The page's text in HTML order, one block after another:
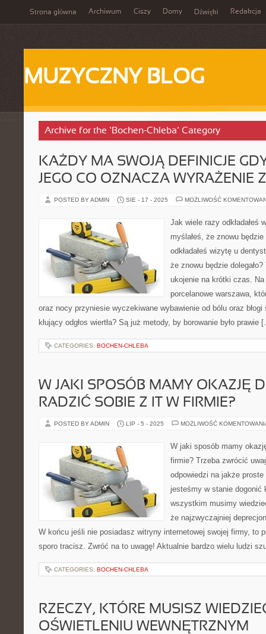
Strona główna Archiwum Ciszy Domy Dźwięki Redakcja
MUZYCZNY BLOG
Archive for the ‘Bochen-Chleba’ Category
KAŻDY MA SWOJĄ DEFINICJE
JEGO CO OZNACZA WYRAŻENIE
POSTED BY ADMIN SIE - 17 - 2025 MOŻLIWOŚĆ
Jak wiele razy odkładałeś
myślałeś, że znowu
odkładałeś wizytę u
że znowu będzie
ukojenie na krótki czas.
porcelanowe warszawa,
oraz nocy przyniesie wyczekiwane wybawienie od bólu oraz błogi
kłujący odgłos wiertła? Są już metody, by borowanie było prawie
CATEGORIES: BOCHEN-CHLEBA
W JAKI SPOSÓB MAMY OKAZJĘ
RADZIĆ SOBIE Z IT W FIRMIE?
POSTED BY ADMIN LIP - 5 - 2025 MOŻLIWOŚĆ
W jaki sposób mamy
firmie? Trzeba zwrócić
odpowiedzi na jakże
jesteśmy w stanie dogonić
wszystkim musimy
że najzwyczajniej
W końcu jeśli nie posiadasz witryny internetowej swojej firmy, to
sporo tracisz. Zwróć na to uwagę! Aktualnie bardzo wielu ludzi
CATEGORIES: BOCHEN-CHLEBA
RZECZY, KTÓRE MUSISZ
OŚWIETLENIU WEWNĘTRZNYM